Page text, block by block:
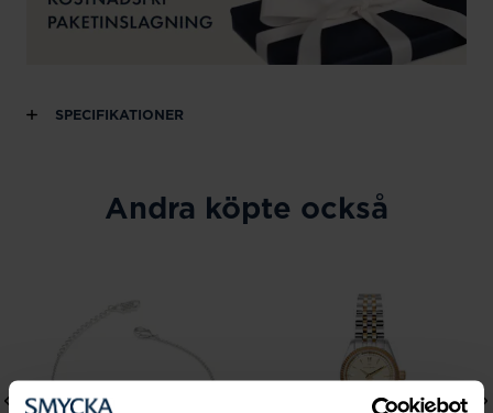
SPECIFIKATIONER
Andra köpte också